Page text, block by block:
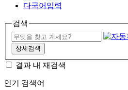
다국어입력
검색
상세검색
결과 내 재검색
인기 검색어